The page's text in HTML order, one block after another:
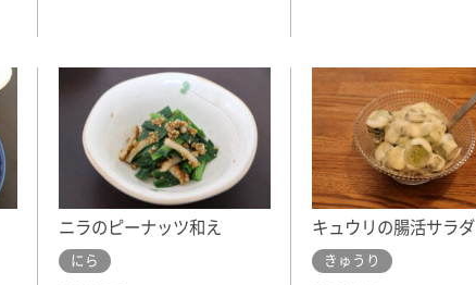
ニラのピーナッツ和え
にら
キュウリの腸活サラダ
きゅうり